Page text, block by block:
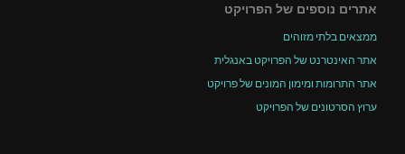
אתרים נוספים של הפרויקט
ממצאים בלתי מזוהים
אתר האינטרנט של הפרויקט באנגלית
אתר התרומות ומימון המונים של פרויקט
ערוץ הסרטונים של הפרויקט